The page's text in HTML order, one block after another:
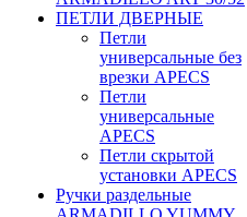
ПЕТЛИ ДВЕРНЫЕ
Петли
универсальные без
врезки APECS
Петли
универсальные
APECS
Петли скрытой
установки APECS
Ручки раздельные